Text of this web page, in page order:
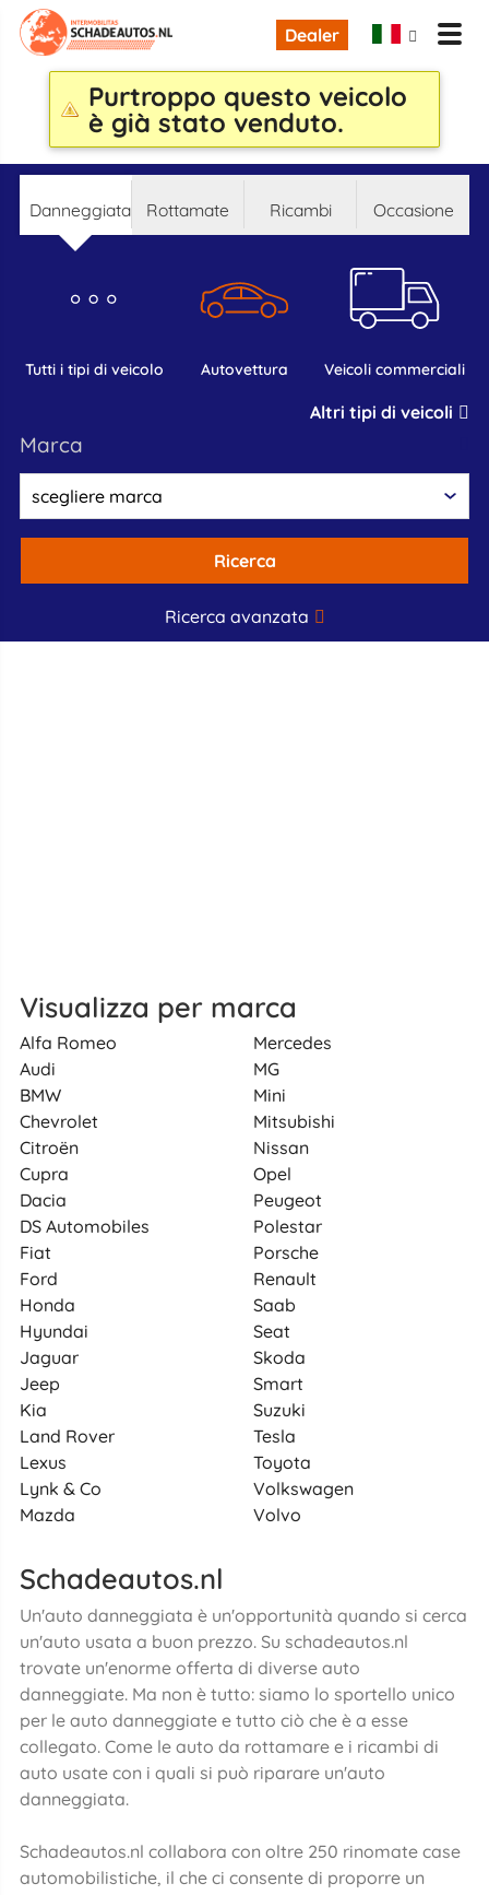
Dealer
Purtroppo questo veicolo
è già stato venduto.
danneggiata rottamate ricambi occasione
tutti i tipi di veicolo autovettura veicoli commerciali
Altri tipi di veicoli
marca
Ricerca
Ricerca avanzata
Visualizza per marca
Alfa Romeo
Audi
BMW
Chevrolet
Citroën
Cupra
Dacia
DS Automobiles
Fiat
Ford
Honda
Hyundai
Jaguar
Jeep
Kia
Land Rover
Lexus
Lynk & Co
Mazda
Mercedes
MG
Mini
Mitsubishi
Nissan
Opel
Peugeot
Polestar
Porsche
Renault
Saab
Seat
Skoda
Smart
Suzuki
Tesla
Toyota
Volkswagen
Volvo
Schadeautos.nl
Un'auto danneggiata è un'opportunità quando si cerca
un'auto usata a buon prezzo. Su schadeautos.nl
trovate un'enorme offerta di diverse auto
danneggiate. Ma non è tutto: siamo lo sportello unico
per le auto danneggiate e tutto ciò che è a esse
collegato. Come le auto da rottamare e i ricambi di
auto usate con i quali si può riparare un'auto
danneggiata.
Schadeautos.nl collabora con oltre 250 rinomate case
automobilistiche, il che ci consente di proporre un